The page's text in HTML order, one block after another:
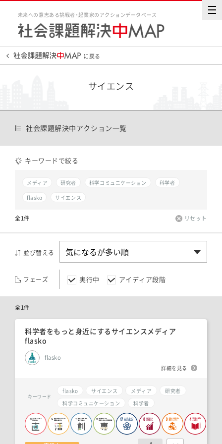
未来への意志ある挑戦者・起業家のアクションデータベース
に戻る
サイエンス
社会課題解決中アクション一覧
キーワードで絞る
メディア 研究者 科学コミュニケーション
科学者
flasko
サイエンス
全1件 リセット
並び替える
フェーズ 実行中 アイディア段階
全1件
科学者をもっと身近にするサイエンスメディア
flasko
flasko
詳細を見る
キーワード
flasko サイエンス メディア
研究者
科学コミュニケーション
科学者